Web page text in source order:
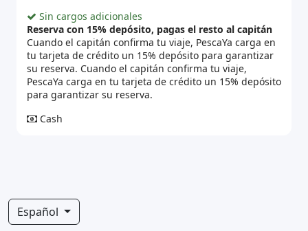
Sin cargos adicionales
Reserva con 15% depósito, pagas el resto al capitán
Cuando el capitán confirma tu viaje, PescaYa carga en
tu tarjeta de crédito un 15% depósito para garantizar
su reserva. Cuando el capitán confirma tu viaje,
PescaYa carga en tu tarjeta de crédito un 15% depósito
para garantizar su reserva.
Cash
Español